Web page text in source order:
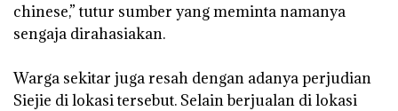
chinese,” tutur sumber yang meminta namanya
sengaja dirahasiakan.
‎Warga sekitar juga resah dengan adanya perjudian
Siejie di lokasi tersebut. Selain berjualan di lokasi